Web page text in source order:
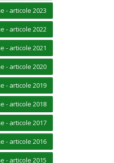
- articole 2023
- articole 2022
- articole 2021
- articole 2020
- articole 2019
- articole 2018
- articole 2017
- articole 2016
- articole 2015